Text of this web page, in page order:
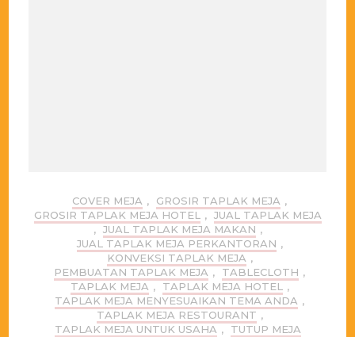
COVER MEJA , GROSIR TAPLAK MEJA ,
GROSIR TAPLAK MEJA HOTEL
, JUAL TAPLAK MEJA
, JUAL TAPLAK MEJA MAKAN ,
JUAL TAPLAK MEJA PERKANTORAN ,
KONVEKSI TAPLAK MEJA ,
PEMBUATAN TAPLAK MEJA , TABLECLOTH ,
TAPLAK MEJA , TAPLAK MEJA HOTEL
,
TAPLAK MEJA MENYESUAIKAN TEMA ANDA ,
TAPLAK MEJA RESTOURANT ,
TAPLAK MEJA UNTUK USAHA , TUTUP MEJA